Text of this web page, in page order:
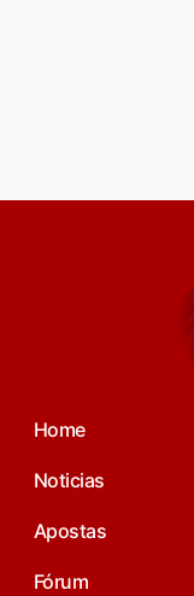
Home
Noticias
Apostas
Fórum